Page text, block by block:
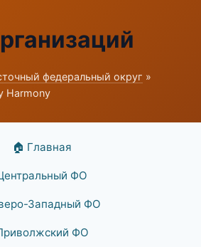
федеральный округ »
Harmony
🏠 Главная
ФО
Западный ФО
ФО